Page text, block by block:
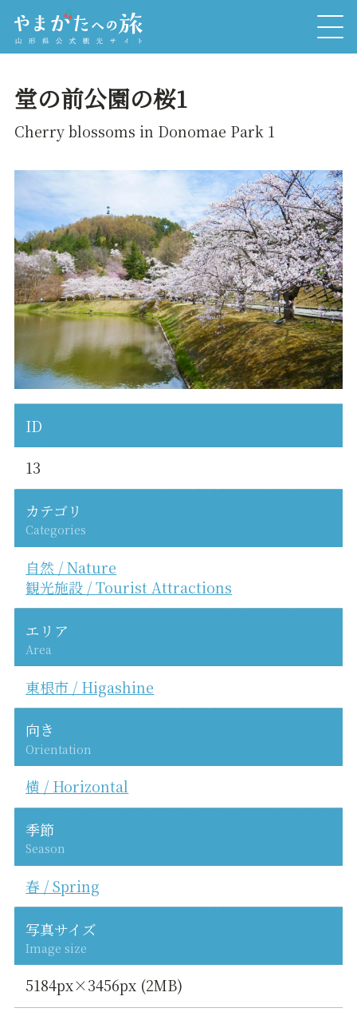
堂の前公園の桜1
Cherry blossoms in Donomae Park 1
ID
13
カテゴリ
Categories
自然 / Nature
観光施設 / Tourist Attractions
エリア
Area
東根市 / Higashine
向き
Orientation
横 / Horizontal
季節
Season
春 / Spring
写真サイズ
Image size
5184px×3456px (2MB)